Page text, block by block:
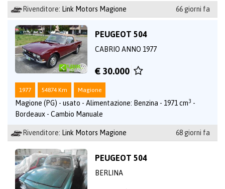
Rivenditore: Link Motors Magione 66 giorni fa
PEUGEOT 504
CABRIO ANNO 1977
€ 30.000
1977 54874 Km Magione
Magione (PG) - usato - Alimentazione: Benzina - 1971 cm3 -
Bordeaux - Cambio Manuale
Rivenditore: Link Motors Magione 68 giorni fa
PEUGEOT 504
BERLINA